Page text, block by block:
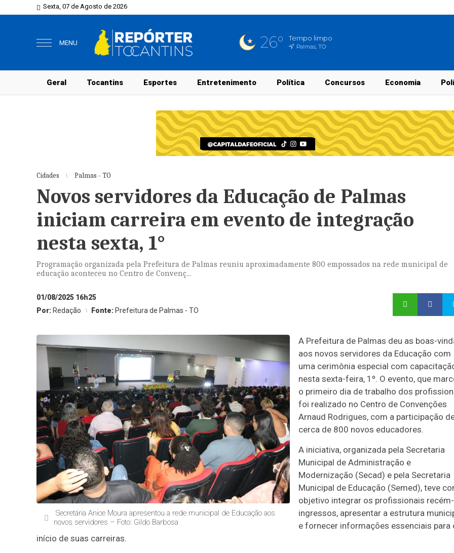
Sexta, 07 de Agosto de 2026
MENU 26° Tempo limpo
Palmas, TO
Geral Tocantins Esportes Entretenimento Política Concursos Economia
Cidades Palmas - TO
Novos servidores da Educação de Palmas
iniciam carreira em evento de integração
nesta sexta, 1°
Programação organizada pela Prefeitura de Palmas reuniu aproximadamente 800 empossados na rede municipal de
educação aconteceu no Centro de Convenç...
01/08/2025 16h25
Por: Redação Fonte: Prefeitura de Palmas - TO
Secretária Anice Moura apresentou a rede municipal de Educação aos
novos servidores – Foto: Gildo Barbosa
A Prefeitura de Palmas deu as boas-
aos novos servidores da Educação com
uma cerimônia especial com
nesta sexta-feira, 1º. O evento, que
o primeiro dia de trabalho dos
foi realizado no Centro de Convenções
Arnaud Rodrigues, com a participação
cerca de 800 novos educadores.
A iniciativa, organizada pela Secretaria
Municipal de Administração e
Modernização (Secad) e pela Secretaria
Municipal de Educação (Semed), teve
objetivo integrar os profissionais recém-
ingressos, apresentar a estrutura
e fornecer informações essenciais para
início de suas carreiras.